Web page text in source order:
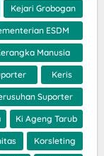
Kejari Grobogan
ESDM
Manusia
Keris
Suporter
Ki Ageng Tarub
Korsleting